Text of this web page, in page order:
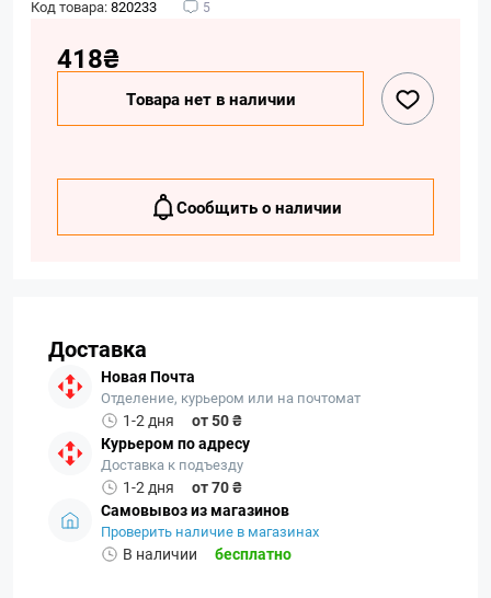
Код товара:820233 5
418₴
Товара нет в наличии
Сообщить о наличии
Доставка
Новая Почта
Отделение, курьером или на почтомат
1-2 дня
от 50 ₴
Курьером по адресу
Доставка к подъезду
1-2 дня
от 70 ₴
Самовывоз из магазинов
Проверить наличие в магазинах
В наличии бесплатно